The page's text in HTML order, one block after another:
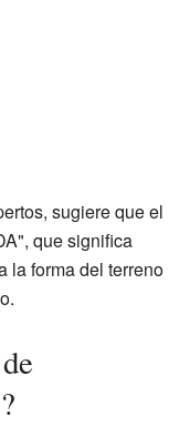
sugiere que el
que significa
la forma del terreno